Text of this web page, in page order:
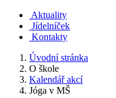
Aktuality
Jídelníček
Kontakty
Úvodní stránka
O škole
Kalendář akcí
Jóga v MŠ